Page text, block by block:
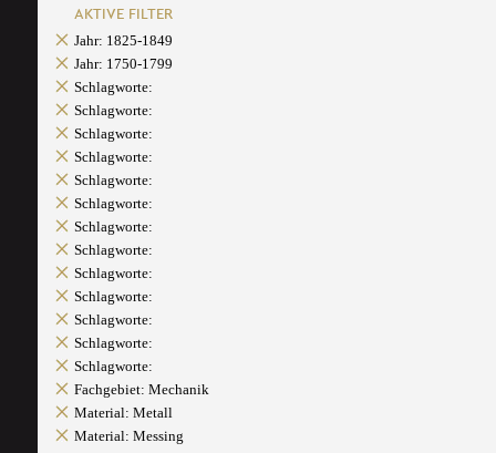
AKTIVE FILTER
Jahr: 1825-1849
Jahr: 1750-1799
Schlagworte:
Schlagworte:
Schlagworte:
Schlagworte:
Schlagworte:
Schlagworte:
Schlagworte:
Schlagworte:
Schlagworte:
Schlagworte:
Schlagworte:
Schlagworte:
Schlagworte:
Fachgebiet: Mechanik
Material: Metall
Material: Messing